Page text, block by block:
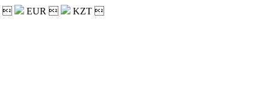
 EUR  KZT 